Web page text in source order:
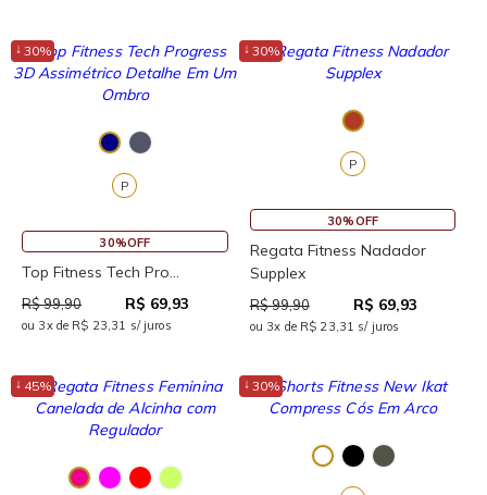
↓ 30%
P
30%OFF
Top Fitness Tech Pro...
R$ 99,90 R$ 69,93
ou 3x de R$ 23,31 s/ juros
↓ 30%
P
30%OFF
Regata Fitness Nadador
Supplex
R$ 99,90 R$ 69,93
ou 3x de R$ 23,31 s/ juros
↓ 45% ↓ 30%